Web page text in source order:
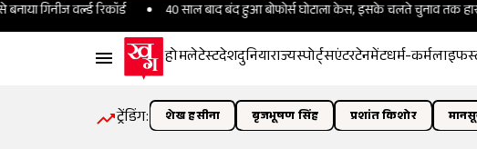
वर्ल्ड रिकॉर्ड 40 साल बाद बंद हुआ बोफोर्स घोटाला केस, इसके चलते चुनाव तक हार गए थे
होमलेटेस्टदेशदुनियाराज्यस्पोर्ट्सएंटरटेनमेंटधर्म-कर्म
ट्रेंडिंग: शेख हसीना बृजभूषण सिंह प्रशांत किशोर